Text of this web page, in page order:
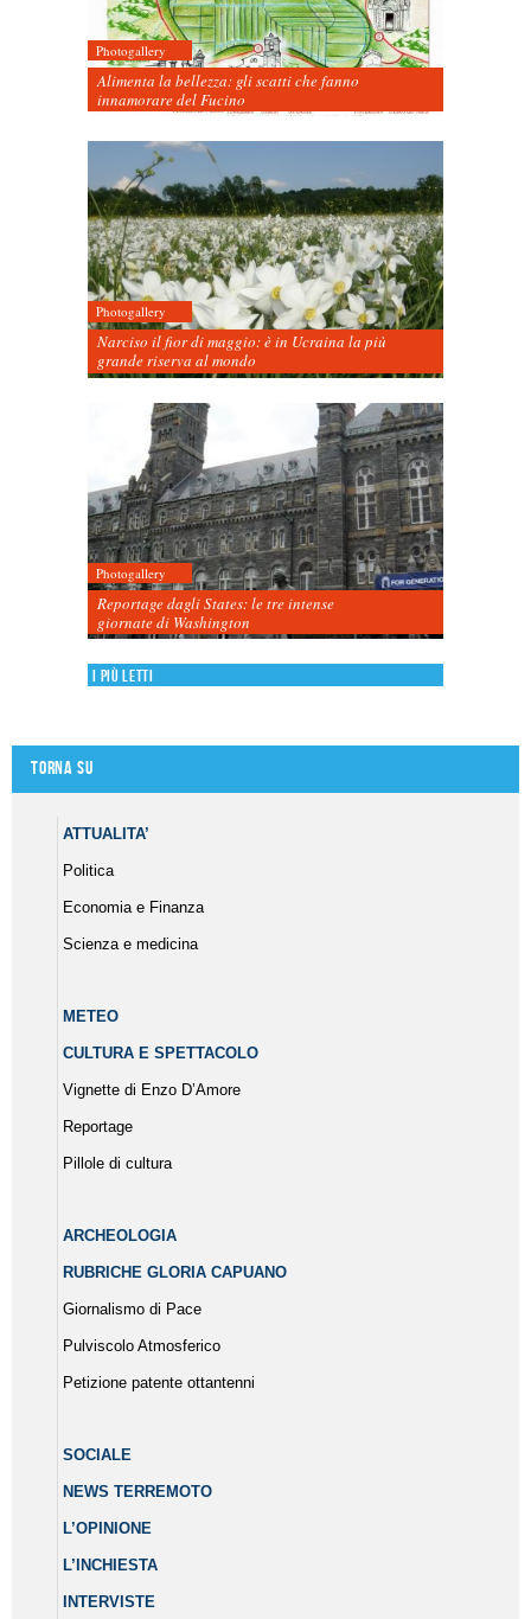
Photogallery
Alimenta la bellezza: gli scatti che fanno
innamorare del Fucino
Photogallery
Narciso il fior di maggio: è in Ucraina la più
grande riserva al mondo
Photogallery
Reportage dagli States: le tre intense
giornate di Washington
I più letti
Torna su
ATTUALITA’
Politica
Economia e Finanza
Scienza e medicina
METEO
CULTURA E SPETTACOLO
Vignette di Enzo D’Amore
Reportage
Pillole di cultura
ARCHEOLOGIA
RUBRICHE GLORIA CAPUANO
Giornalismo di Pace
Pulviscolo Atmosferico
Petizione patente ottantenni
SOCIALE
NEWS TERREMOTO
L’OPINIONE
L’INCHIESTA
INTERVISTE